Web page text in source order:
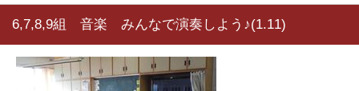
6,7,8,9組 音楽 みんなで演奏しよう♪(1.11)